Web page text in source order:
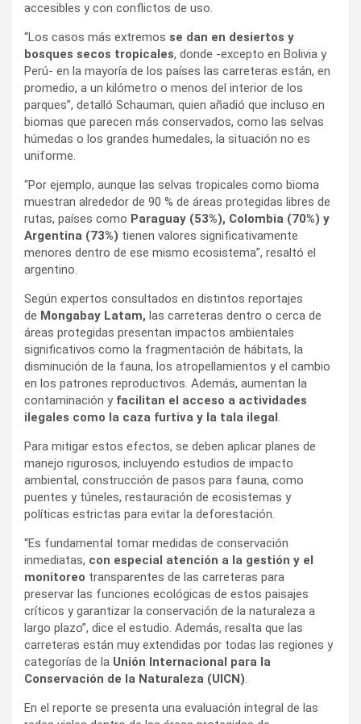
accesibles y con conflictos de uso.
“Los casos más extremos se dan en desiertos y
bosques secos tropicales, donde -excepto en Bolivia y
Perú- en la mayoría de los países las carreteras están, en
promedio, a un kilómetro o menos del interior de los
parques”, detalló Schauman, quien añadió que incluso en
biomas que parecen más conservados, como las selvas
húmedas o los grandes humedales, la situación no es
uniforme.
“Por ejemplo, aunque las selvas tropicales como bioma
muestran alrededor de 90 % de áreas protegidas libres de
rutas, países como Paraguay (53%), Colombia (70%) y
Argentina (73%) tienen valores significativamente
menores dentro de ese mismo ecosistema”, resaltó el
argentino.
Según expertos consultados en distintos reportajes
de Mongabay Latam, las carreteras dentro o cerca de
áreas protegidas presentan impactos ambientales
significativos como la fragmentación de hábitats, la
disminución de la fauna, los atropellamientos y el cambio
en los patrones reproductivos. Además, aumentan la
contaminación y facilitan el acceso a actividades
ilegales como la caza furtiva y la tala ilegal.
Para mitigar estos efectos, se deben aplicar planes de
manejo rigurosos, incluyendo estudios de impacto
ambiental, construcción de pasos para fauna, como
puentes y túneles, restauración de ecosistemas y
políticas estrictas para evitar la deforestación.
“Es fundamental tomar medidas de conservación
inmediatas, con especial atención a la gestión y el
monitoreo transparentes de las carreteras para
preservar las funciones ecológicas de estos paisajes
críticos y garantizar la conservación de la naturaleza a
largo plazo”, dice el estudio. Además, resalta que las
carreteras están muy extendidas por todas las regiones y
categorías de la Unión Internacional para la
Conservación de la Naturaleza (UICN).
En el reporte se presenta una evaluación integral de las